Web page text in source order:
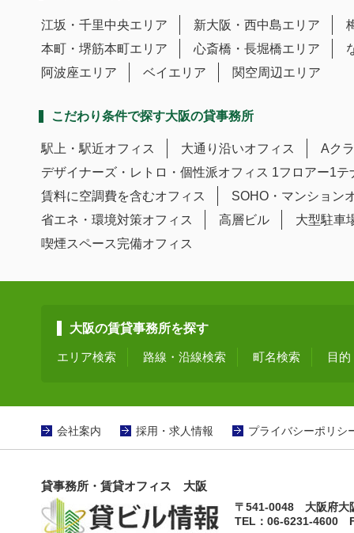
江坂・千里中央エリア 新大阪・西中島エリア
本町・堺筋本町エリア
心斎橋・長堀橋エリア
阿波座エリア
ベイエリア 関空周辺エリア
こだわり条件で探す大阪の貸事務所
駅上・駅近オフィス 大通り沿いオフィス
Aク
デザイナーズ・レトロ・個性派オフィス 1フロアー1テ
賃料に空調費を含むオフィス
SOHO・マンション
省エネ・環境対策オフィス
高層ビル
大型駐車
喫煙スペース完備オフィス
大阪の賃貸事務所を探す
エリア検索 路線・沿線検索 町名検索 目
会社案内 採用・求人情報 プライバシーポリシ
貸事務所・賃貸オフィス 大阪
〒541-0048 大阪府大
TEL：06-6231-4600